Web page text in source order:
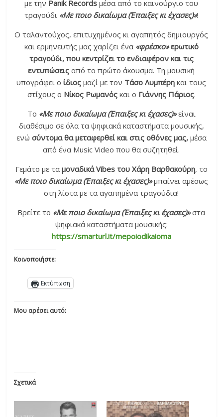
με την Panik Recordsμέσα από το καινούργιο του
τραγούδι «Με ποιο δικαίωμα (Έπαιξες κι έχασες)»!
Ο ταλαντούχος, επιτυχημένος κι αγαπητός δημιουργός
και ερμηνευτής μας χαρίζει ένα «φρέσκο»ερωτικό
τραγούδι, που κεντρίζει το ενδιαφέρον και τις
εντυπώσεις από το πρώτο άκουσμα. Τη μουσική
υπογράφει οίδιος μαζί με τον Τάσο Λυμπέρη και τους
στίχους ο Νίκος Ρωμανόςκαι ο Γιάννης Πάριος.
Το «Με ποιο δικαίωμα (Έπαιξες κι έχασες)»είναι
διαθέσιμο σε όλα τα ψηφιακά καταστήματα μουσικής,
ενώ σύντομα θα μεταφερθεί και στις οθόνες μας,μέσα
από ένα Music Video που θα συζητηθεί.
Γεμάτο με τα μοναδικά Vibes του Χάρη Βαρθακούρη, το
«Με ποιο δικαίωμα (Έπαιξες κι έχασες)»μπαίνει αμέσως
στη λίστα με τα αγαπημένα τραγούδια!
Βρείτε το «Με ποιο δικαίωμα (Έπαιξες κι έχασες)»στα
ψηφιακά καταστήματα μουσικής:
https://smarturl.it/mepoiodikaioma
Κοινοποιήστε:
Εκτύπωση
Μου αρέσει αυτό:
Σχετικά